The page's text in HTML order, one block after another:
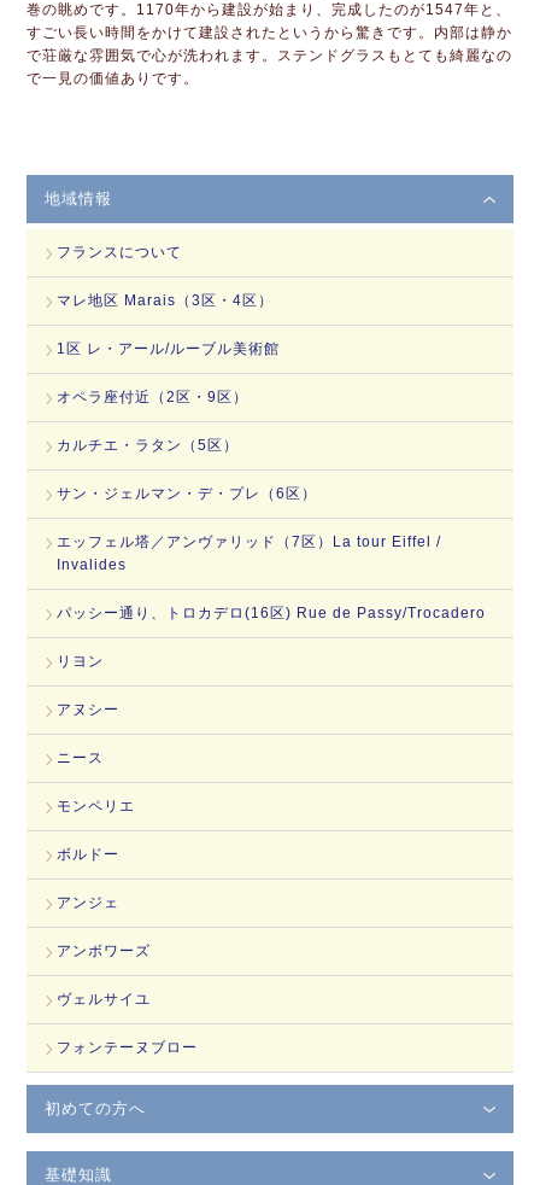
巻の眺めです。1170年から建設が始まり、完成したのが1547年と、
すごい長い時間をかけて建設されたというから驚きです。内部は静か
で荘厳な雰囲気で心が洗われます。ステンドグラスもとても綺麗なの
で一見の価値ありです。
地域情報
フランスについて
マレ地区 Marais（3区・4区）
1区 レ・アール/ルーブル美術館
オペラ座付近（2区・9区）
カルチエ・ラタン（5区）
サン・ジェルマン・デ・プレ（6区）
エッフェル塔／アンヴァリッド（7区）La tour Eiffel /
Invalides
パッシー通り、トロカデロ(16区) Rue de Passy/Trocadero
リヨン
アヌシー
ニース
モンペリエ
ボルドー
アンジェ
アンボワーズ
ヴェルサイユ
フォンテーヌブロー
初めての方へ
基礎知識